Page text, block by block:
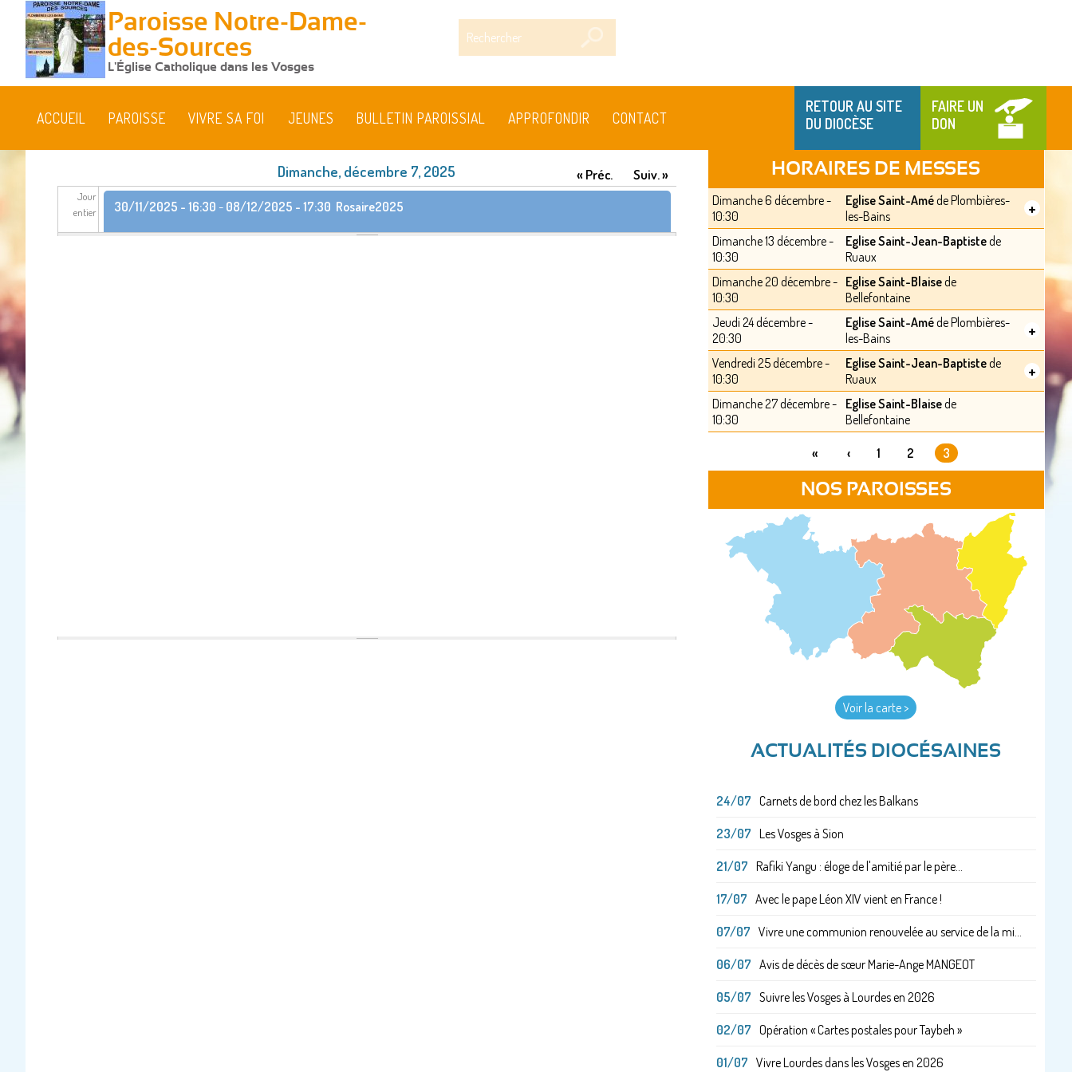
Paroisse Notre-Dame-
des-Sources
L'Église Catholique dans les Vosges
RETOUR AU SITE
DU DIOCÈSE
FAIRE UN
DON
ACCUEIL PAROISSE VIVRE SA FOI JEUNES BULLETIN PAROISSIAL APPROFONDIR CONTACT
Dimanche, décembre 7, 2025 « Préc. Suiv. »
Jour
entier
30/11/2025 - 16:30 - 08/12/2025 - 17:30 Rosaire2025
HORAIRES DE MESSES
Dimanche 6 décembre -
10:30
Eglise Saint-Améde Plombières-
les-Bains
+
Dimanche 13 décembre -
10:30
Eglise Saint-Jean-Baptistede
Ruaux
Dimanche 20 décembre -
10:30
Eglise Saint-Blaisede
Bellefontaine
Jeudi 24 décembre -
20:30
Eglise Saint-Améde Plombières-
les-Bains
+
Vendredi 25 décembre -
10:30
Eglise Saint-Jean-Baptistede
Ruaux
+
Dimanche 27 décembre -
10:30
Eglise Saint-Blaisede
Bellefontaine
« ‹ 1 2 3
NOS PAROISSES
Voir la carte >
ACTUALITÉS DIOCÉSAINES
24/07 Carnets de bord chez les Balkans
23/07 Les Vosges à Sion
21/07 Rafiki Yangu : éloge de l'amitié par le père...
17/07 Avec le pape Léon XIV vient en France !
07/07 Vivre une communion renouvelée au service de la mi...
06/07 Avis de décès de sœur Marie-Ange MANGEOT
05/07 Suivre les Vosges à Lourdes en 2026
02/07 Opération « Cartes postales pour Taybeh »
01/07 Vivre Lourdes dans les Vosges en 2026